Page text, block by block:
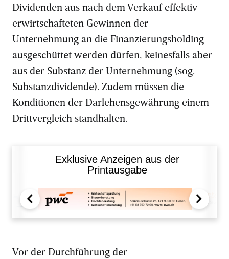
Dividenden aus nach dem Verkauf effektiv
erwirtschafteten Gewinnen der
Unternehmung an die Finanzierungsholding
ausgeschüttet werden dürfen, keinesfalls aber
aus der Substanz der Unternehmung (sog.
Substanzdividende). Zudem müssen die
Konditionen der Darlehensgewährung einem
Drittvergleich standhalten.
Exklusive Anzeigen aus der
Printausgabe
Vor der Durchführung der